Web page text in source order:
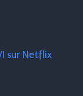
sur Netflix